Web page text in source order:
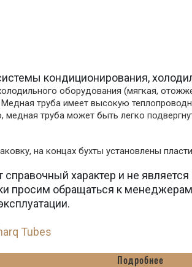
кондиционирования,
оборудования (мягкая,
Медная труба имеет высокую
труба может быть легко
на концах бухты установлены
характер и не
просим обращаться к
Tubes
Подробнее